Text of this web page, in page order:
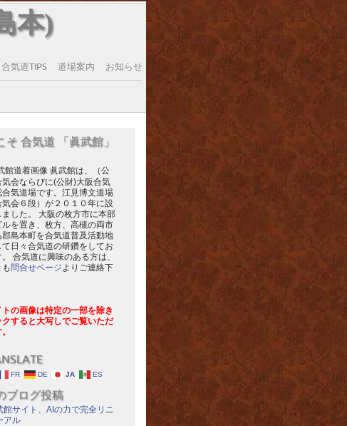
本)
合気道TIPS 道場案内 お知らせ
そ 合気道 「眞武館」
眞武館は、（公
気会ならびに(公財)大阪合気
合気道場です。江見博文道場
気会６段）が２０１０年に設
ました。 大阪の枚方市に本部
ルを置き、枚方、高槻の両市
郡島本町を合気道普及活動地
て日々合気道の研鑽をしてお
。 合気道に興味のある方は、
問合せページよりご連絡下
トの画像は特定の一部を除き
クすると大写しでご覧いただ
FR DE JA ES
ブログ投稿
館サイト、AIの力で完全リニ
アル